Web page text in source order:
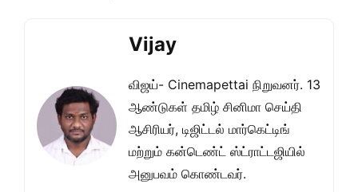
Vijay
விஜய்- Cinemapettai நிறுவனர். 13
ஆண்டுகள் தமிழ் சினிமா செய்தி
ஆசிரியர், டிஜிட்டல் மார்கெட்டிங்
மற்றும் கன்டெண்ட் ஸ்ட்ராட்டஜியில்
அனுபவம் கொண்டவர்.